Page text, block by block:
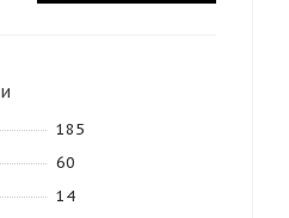
185
60
14